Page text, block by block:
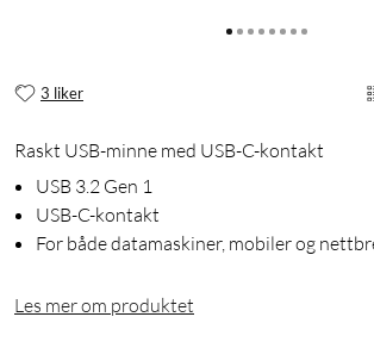
3 liker
Raskt USB-minne med USB-C-kontakt
USB 3.2 Gen 1
USB-C-kontakt
For både datamaskiner, mobiler og
Les mer om produktet